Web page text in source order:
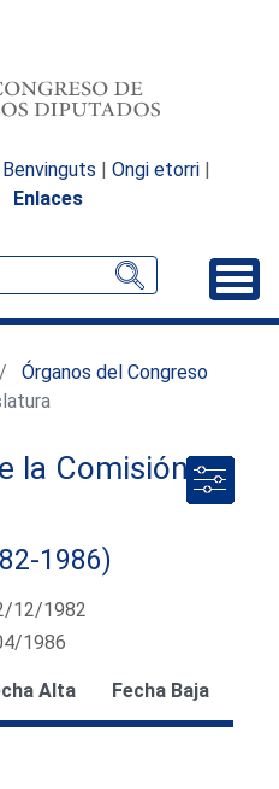
Benvinguts | Ongi etorri |
Enlaces
Órganos del Congreso
la Comisión de
1986)
12/1982
1986
Alta Fecha Baja